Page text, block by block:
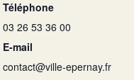
Téléphone
03 26 53 36 00
E-mail
contact@ville-epernay.fr